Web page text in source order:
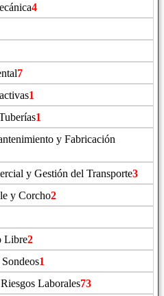
4
7
1
1
y Fabricación
y Gestión del Transporte3
y Corcho2
Libre2
1
Laborales73